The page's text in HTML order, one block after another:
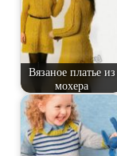
Вязаное платье из
мохера